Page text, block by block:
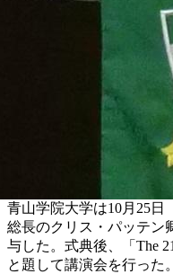
青山学院大学は10月25日
総長のクリス・パッテン
与した。式典後、「The
と題して講演会を行った。